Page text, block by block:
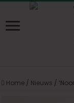
Home / Nieuws /